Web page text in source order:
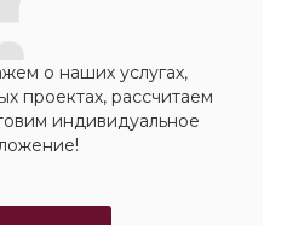
о наших услугах,
проектах, рассчитаем
индивидуальное